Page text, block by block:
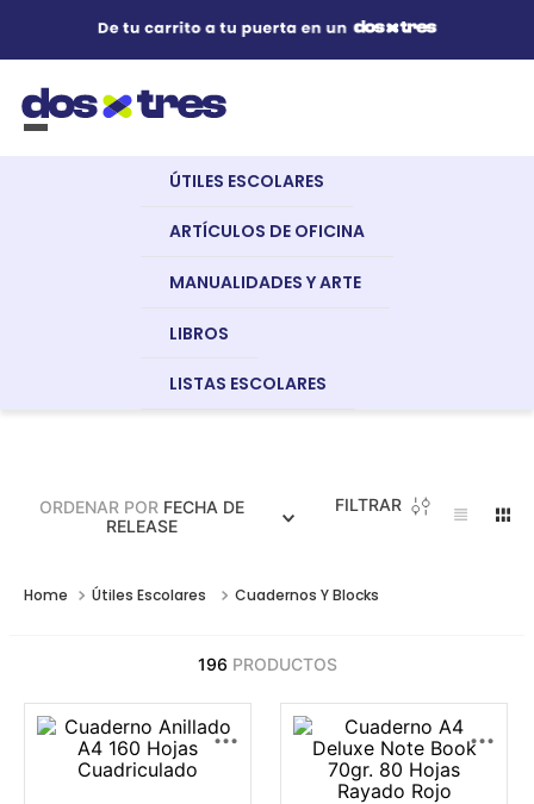
Útiles Escolares
Artículos de Oficina
Manualidades y Arte
Recursos Digitales
ÚTILES ESCOLARES
ARTÍCULOS DE OFICINA
MANUALIDADES Y ARTE
LIBROS
LISTAS ESCOLARES
ORDENAR POR FECHA DE
RELEASE
FILTRAR
Útiles Escolares Cuadernos Y Blocks
196 PRODUCTOS
... ...